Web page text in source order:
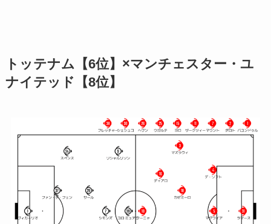
トッテナム【6位】×マンチェスター・ユ
ナイテッド【8位】